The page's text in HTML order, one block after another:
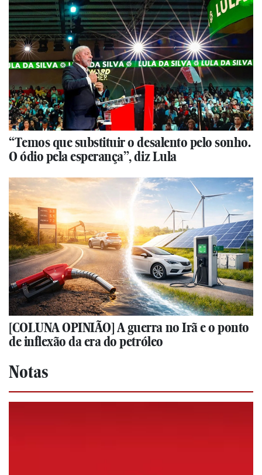
“Temos que substituir o desalento pelo sonho.
O ódio pela esperança”, diz Lula
[COLUNA OPINIÃO] A guerra no Irã e o ponto
de inflexão da era do petróleo
Notas